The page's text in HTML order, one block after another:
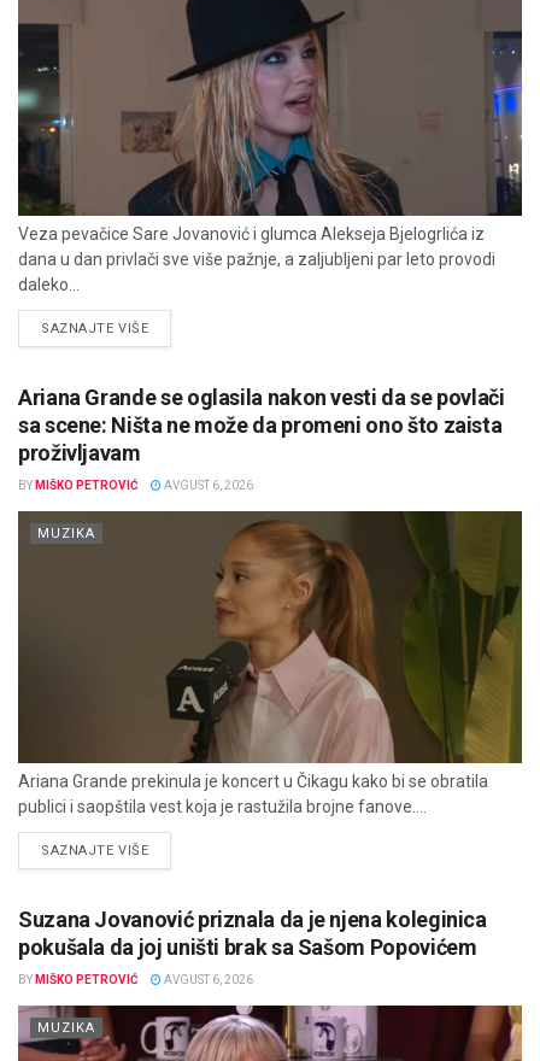
Veza pevačice Sare Jovanović i glumca Alekseja Bjelogrlića iz
dana u dan privlači sve više pažnje, a zaljubljeni par leto provodi
daleko...
SAZNAJTE VIŠEDETAILS
Ariana Grande se oglasila nakon vesti da se povlači
sa scene: Ništa ne može da promeni ono što zaista
proživljavam
BY MIŠKO PETROVIĆ AVGUST 6, 2026
MUZIKA
Ariana Grande prekinula je koncert u Čikagu kako bi se obratila
publici i saopštila vest koja je rastužila brojne fanove....
SAZNAJTE VIŠEDETAILS
Suzana Jovanović priznala da je njena koleginica
pokušala da joj uništi brak sa Sašom Popovićem
BY MIŠKO PETROVIĆ AVGUST 6, 2026
MUZIKA